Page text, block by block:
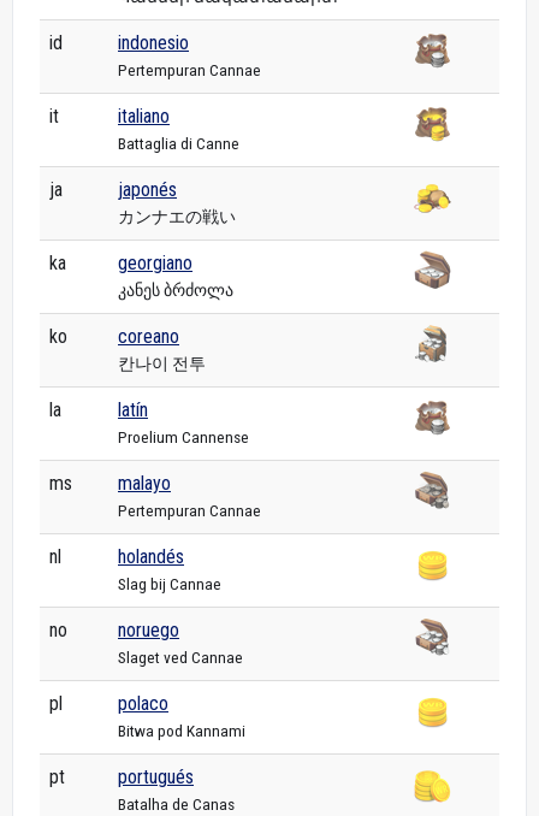
id indonesio
Pertempuran Cannae
it italiano
Battaglia di Canne
ja japonés
カンナエの戦い
ka georgiano
კანეს ბრძოლა
ko coreano
칸나이 전투
la latín
Proelium Cannense
ms malayo
Pertempuran Cannae
nl holandés
Slag bij Cannae
no noruego
Slaget ved Cannae
pl polaco
Bitwa pod Kannami
pt portugués
Batalha de Canas